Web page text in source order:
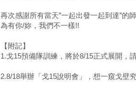
再次感謝所有當天”一起出發一起到達”的
為有你/妳，我們不一樣!!
【附記】
1.戈15預備隊訓練，將於8/15正式展開，
2.8/18舉辦「戈15說明會」，想一窺戈壁